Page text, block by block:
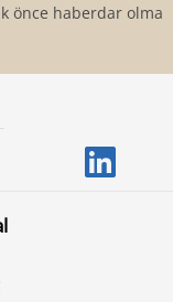
önce haberdar olmak